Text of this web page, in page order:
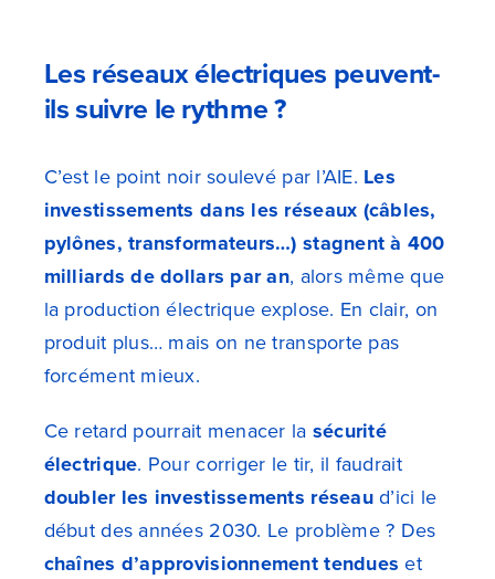
Les réseaux électriques peuvent-
ils suivre le rythme ?
C’est le point noir soulevé par l’AIE. Les
investissements dans les réseaux (câbles,
pylônes, transformateurs…) stagnent à 400
milliards de dollars par an, alors même que
la production électrique explose. En clair, on
produit plus… mais on ne transporte pas
forcément mieux.
Ce retard pourrait menacer la sécurité
électrique. Pour corriger le tir, il faudrait
doubler les investissements réseaud’ici le
début des années 2030. Le problème ? Des
chaînes d’approvisionnement tendues et